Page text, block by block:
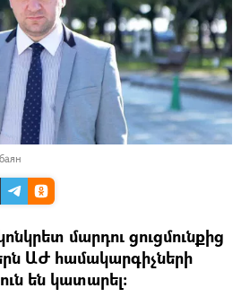
մարդու ցուցմունքից
ԱԺ համակարգիչների
են կատարել։